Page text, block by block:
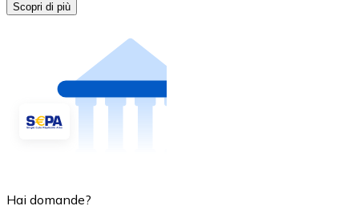
Scopri di più
Hai domande?